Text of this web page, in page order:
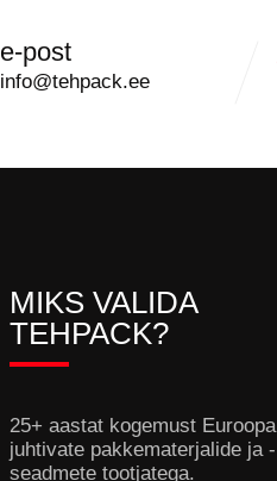
e-post
info@tehpack.ee
MIKS VALIDA
TEHPACK?
25+ aastat kogemust Euroopa
juhtivate pakkematerjalide ja -
seadmete tootjatega.